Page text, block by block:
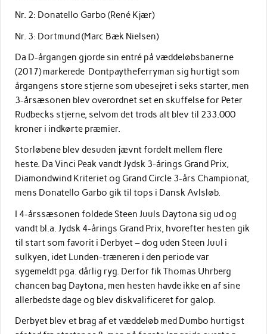
Nr. 2: Donatello Garbo (René Kjær)
Nr. 3: Dortmund (Marc Bæk Nielsen)
Da D-årgangen gjorde sin entré på væddeløbsbanerne
(2017) markerede Dontpaytheferryman sig hurtigt som
årgangens store stjerne som ubesejret i seks starter, men
3-årsæsonen blev overordnet set en skuffelse for Peter
Rudbecks stjerne, selvom det trods alt blev til 233.000
kroner i indkørte præmier.
Storløbene blev desuden jævnt fordelt mellem flere
heste. Da Vinci Peak vandt Jydsk 3-årings Grand Prix,
Diamondwind Kriteriet og Grand Circle 3-års Championat,
mens Donatello Garbo gik til tops i Dansk Avlsløb.
I 4-årssæsonen foldede Steen Juuls Daytona sig ud og
vandt bl.a. Jydsk 4-årings Grand Prix, hvorefter hesten gik
til start som favorit i Derbyet – dog uden Steen Juul i
sulkyen, idet Lunden-træneren i den periode var
sygemeldt pga. dårlig ryg. Derfor fik Thomas Uhrberg
chancen bag Daytona, men hesten havde ikke en af sine
allerbedste dage og blev diskvalificeret for galop.
Derbyet blev et brag af et væddeløb med Dumbo hurtigst